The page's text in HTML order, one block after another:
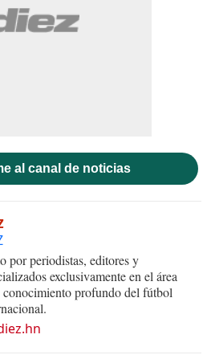
al canal de noticias
por periodistas, editores y
exclusivamente en el área
profundo del fútbol